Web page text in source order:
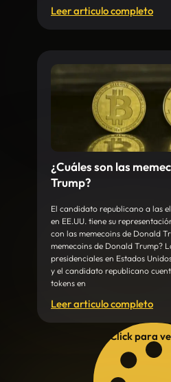
Leer articulo completo
¿Cuáles son las
Trump?
El candidato republicano a las
en EE.UU. tiene su
con las memecoins de Donald
memecoins de Donald Trump?
presidenciales en Estados
y el candidato republicano
tokens en
Leer articulo completo
Click para